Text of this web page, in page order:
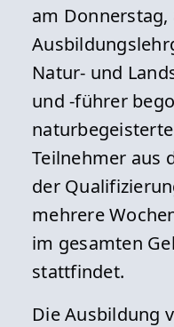
am Donnerstag,
Natur- und
und -führer
Teilnehmer aus
der
mehrere
im gesamten
stattfindet.
Die Ausbildung